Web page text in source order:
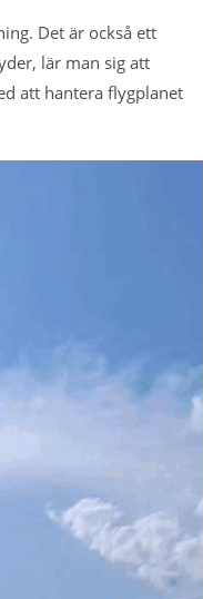
Det är också ett
lär man sig att
att hantera flygplanet